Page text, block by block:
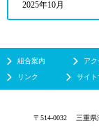
2025年10月
組合案内 アク
リンク サイト
〒514-0032 三重県